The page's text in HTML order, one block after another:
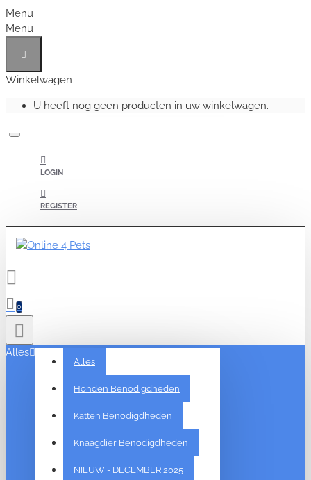
Menu
Menu
Winkelwagen
U heeft nog geen producten in uw winkelwagen.
LOGIN
REGISTER
0
Alles
Alles
Honden Benodigdheden
Katten Benodigdheden
Knaagdier Benodigdheden
NIEUW - DECEMBER 2025